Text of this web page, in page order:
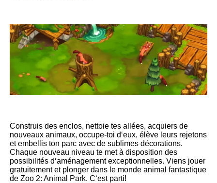
Construis des enclos, nettoie tes allées, acquiers de
nouveaux animaux, occupe-toi d‘eux, élève leurs rejetons
et embellis ton parc avec de sublimes décorations.
Chaque nouveau niveau te met à disposition des
possibilités d‘aménagement exceptionnelles. Viens jouer
gratuitement et plonger dans le monde animal fantastique
de Zoo 2: Animal Park. C‘est parti!